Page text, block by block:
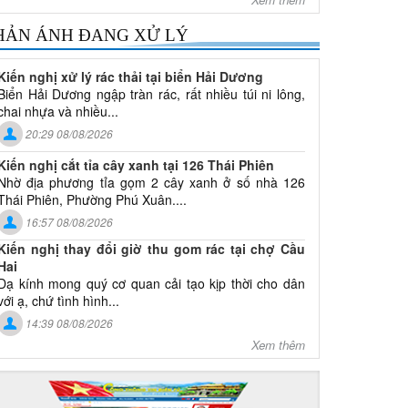
ÁNH ĐANG XỬ LÝ
nghị xử lý rác thải tại biển Hải Dương
Hải Dương ngập tràn rác, rất nhiều túi ni lông,
nhựa và nhiều...
20:29 08/08/2026
nghị cắt tỉa cây xanh tại 126 Thái Phiên
địa phương tỉa gọm 2 cây xanh ở số nhà 126
Phiên, Phường Phú Xuân....
16:57 08/08/2026
nghị thay đổi giờ thu gom rác tại chợ Cầu
kính mong quý cơ quan cải tạo kịp thời cho dân
ạ, chứ tình hình...
14:39 08/08/2026
Xem thêm